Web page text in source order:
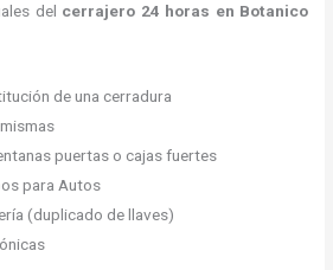
del cerrajero 24 horas en Botanico
de una cerradura
puertas o cajas fuertes
para Autos
(duplicado de llaves)